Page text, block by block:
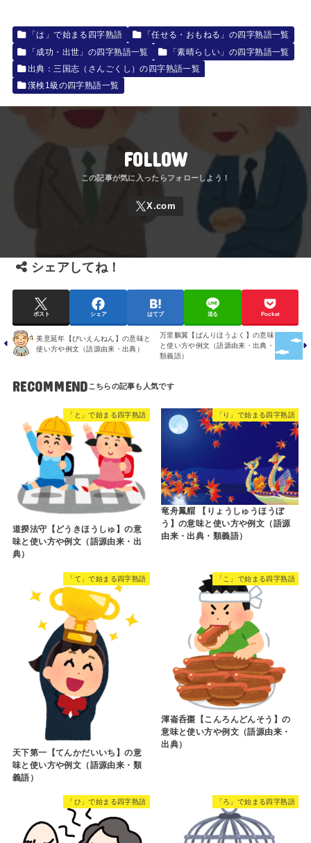
「は」で始まる四字熟語
「任せる・おもねる」の四字熟語一覧
「成功・出世」の四字熟語一覧
「素晴らしい」の四字熟語一覧
出典：三国志（さんごくし）の四字熟語一覧
漢検1級の四字熟語一覧
FOLLOW
シェアしてね！
ポスト シェア はてブ 送る Pocket
美意延年【びいえんねん】の意味と
使い方や例文（語源由来・出典）
万里鵬翼【ばんりほうよく】の意味
と使い方や例文（語源由来・出典・
類義語）
RECOMMEND
「と」で始まる四字熟語
道揆法守【どうきほうしゅ】の意
味と使い方や例文（語源由来・出
典）
「り」で始まる四字熟語
竜舟鳳艒 【りょうしゅうほうぼ
う】の意味と使い方や例文（語源
由来・出典・類義語）
「て」で始まる四字熟語
天下第一【てんかだいいち】の意
味と使い方や例文（語源由来・類
義語）
「こ」で始まる四字熟語
渾崙呑棗【こんろんどんそう】の
意味と使い方や例文（語源由来・
出典）
「ひ」で始まる四字熟語 「ろ」で始まる四字熟語